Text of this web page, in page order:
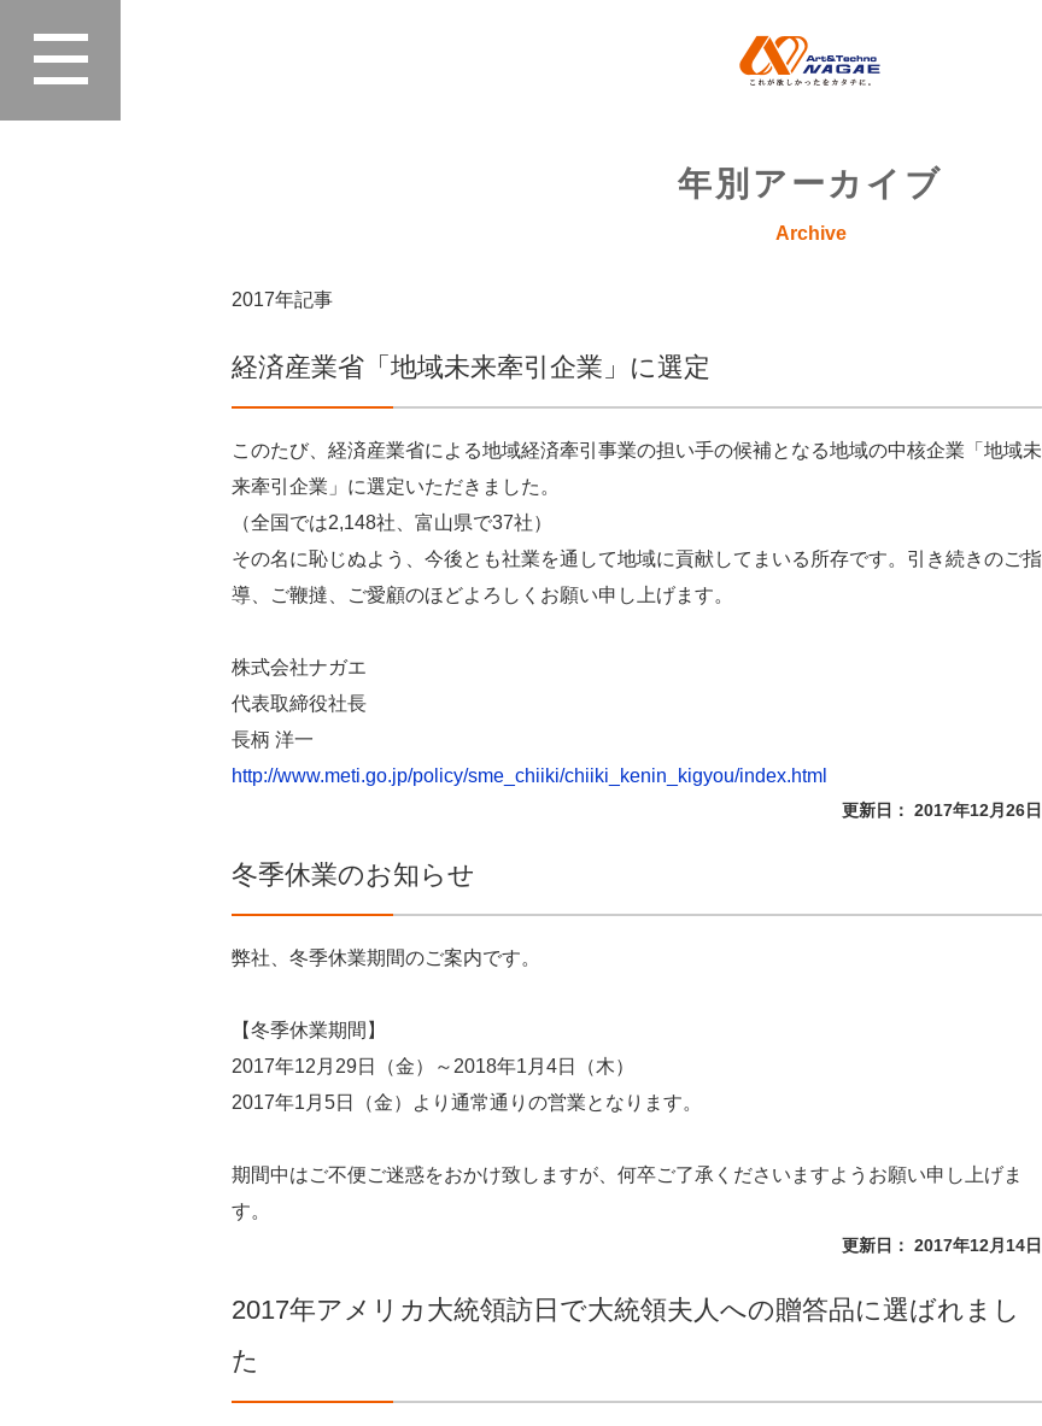
年別アーカイブ
Archive
2017年記事
経済産業省「地域未来牽引企業」に選定
このたび、経済産業省による地域経済牽引事業の担い手の候補となる地域の中核企業「地域未
来牽引企業」に選定いただきました。
（全国では2,148社、富山県で37社）
その名に恥じぬよう、今後とも社業を通して地域に貢献してまいる所存です。引き続きのご指
導、ご鞭撻、ご愛顧のほどよろしくお願い申し上げます。
株式会社ナガエ
代表取締役社長
長柄 洋一
http://www.meti.go.jp/policy/sme_chiiki/chiiki_kenin_kigyou/index.html
更新日： 2017年12月26日
冬季休業のお知らせ
弊社、冬季休業期間のご案内です。
【冬季休業期間】
2017年12月29日（金）～2018年1月4日（木）
2017年1月5日（金）より通常通りの営業となります。
期間中はご不便ご迷惑をおかけ致しますが、何卒ご了承くださいますようお願い申し上げま
す。
更新日： 2017年12月14日
2017年アメリカ大統領訪日で大統領夫人への贈答品に選ばれまし
た